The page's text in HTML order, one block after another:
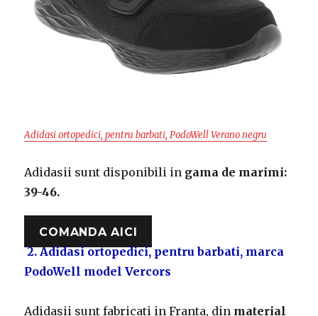
Adidasi ortopedici, pentru barbati, PodoWell Verano negru
Adidasii sunt disponibili in gama de marimi:
39-46.
COMANDA AICI
2. Adidasi ortopedici, pentru barbati, marca
PodoWell model Vercors
Adidasii sunt fabricati in Franta, din material